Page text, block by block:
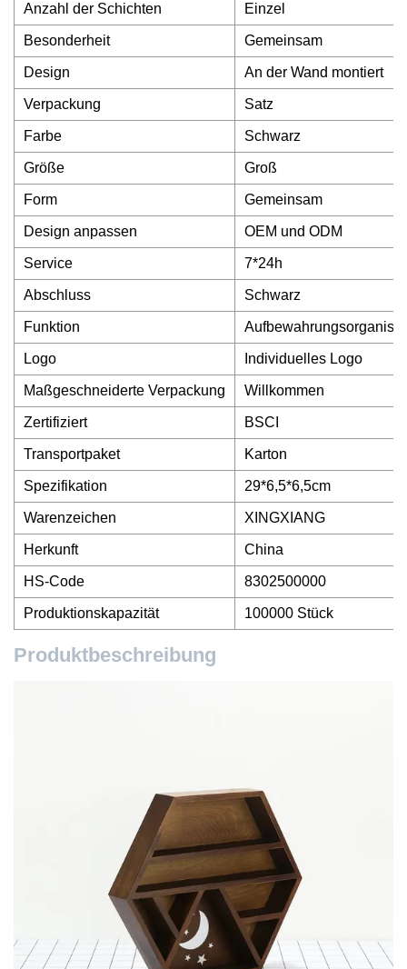
Anzahl der Schichten Einzel
Besonderheit Gemeinsam
Design An der Wand montiert
Verpackung Satz
Farbe Schwarz
Größe Groß
Form Gemeinsam
Design anpassen OEM und ODM
Service 7*24h
Abschluss Schwarz
Funktion
Logo Individuelles Logo
Maßgeschneiderte Verpackung Willkommen
Zertifiziert BSCI
Transportpaket Karton
Spezifikation 29*6,5*6,5cm
Warenzeichen XINGXIANG
Herkunft China
HS-Code 8302500000
Produktionskapazität 100000 Stück
Produktbeschreibung